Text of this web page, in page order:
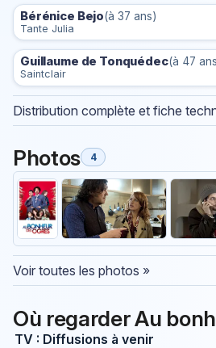
Bérénice Bejo(à 37 ans)
Tante Julia
Guillaume de Tonquédec(à 47
Saintclair
Distribution complète et fiche
Photos 4
Voir toutes les photos »
Où regarder Au
TV : Diffusions à venir